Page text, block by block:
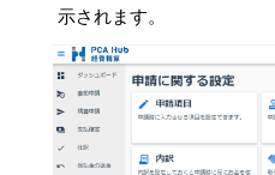
示されます。